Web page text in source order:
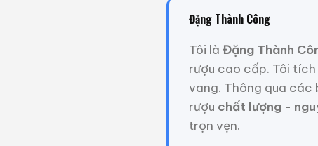
Suntory Special
Chai rượu trong hình là
thủy, với hình dáng hồ
Đặng Thành Công
Tôi là Đặng Thành
rượu cao cấp. Tôi
vang. Thông qua các
rượu chất lượng -
trọn vẹn.